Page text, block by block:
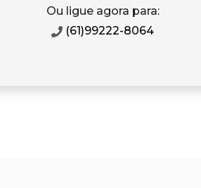
Ou ligue agora para:
(61)99222-8064